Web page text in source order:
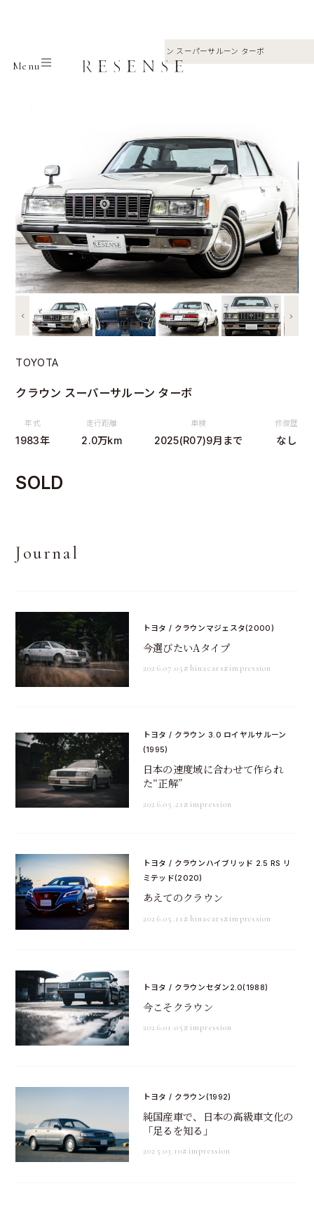
Menu
クラウン スーパーサルーン ターボ
← →
TOYOTA
クラウン スーパーサルーン ターボ
年式
1983年
走行距離
2.0万km
車検
2025(R07)9月まで
修復歴
なし
SOLD
Journal
トヨタ / クラウンマジェスタ(2000)
今選びたいAタイプ
2026.07.05#hinacars#impression
トヨタ / クラウン 3.0 ロイヤルサルーン
(1995)
日本の速度域に合わせて作られ
た“正解”
2026.05.21 #impression
トヨタ / クラウンハイブリッド 2.5 RS リ
ミテッド(2020)
あえてのクラウン
2026.05.11 #hinacars#impression
トヨタ / クラウンセダン2.0(1988)
今こそクラウン
2026.01.05#impression
トヨタ / クラウン(1992)
純国産車で、日本の高級車文化の
「足るを知る」
2025.03.10#impression